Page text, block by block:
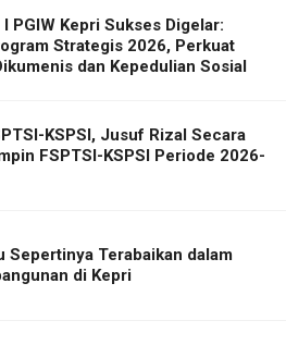
PGIW Kepri Sukses Digelar:
Strategis 2026, Perkuat
dan Kepedulian Sosial
KSPSI, Jusuf Rizal Secara
FSPTSI-KSPSI Periode 2026-
Sepertinya Terabaikan dalam
di Kepri